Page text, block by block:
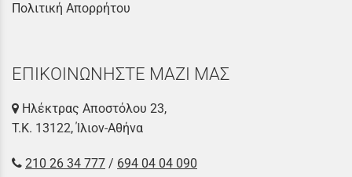
Πολιτική Απορρήτου
ΕΠΙΚΟΙΝΩΝΗΣΤΕ ΜΑΖΙ ΜΑΣ
Ηλέκτρας Αποστόλου 23,
Τ.Κ. 13122, Ίλιον-Αθήνα
210 26 34 777 / 694 04 04 090